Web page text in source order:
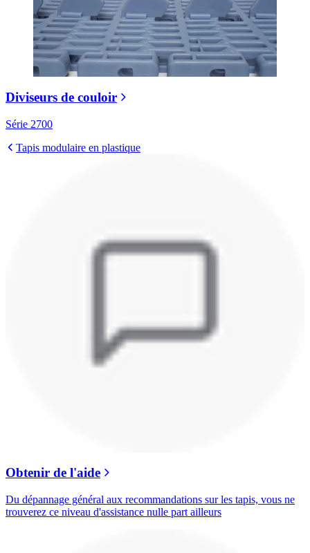
Diviseurs de couloir
Série 2700
Tapis modulaire en plastique
Obtenir de l'aide
Du dépannage général aux recommandations sur les tapis, vous ne
trouverez ce niveau d'assistance nulle part ailleurs